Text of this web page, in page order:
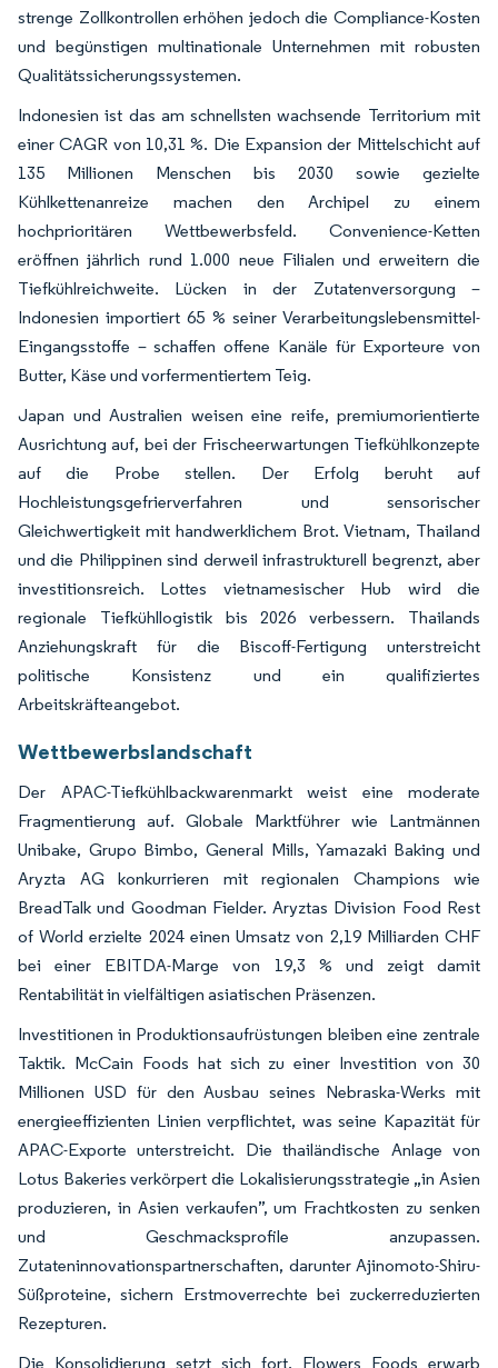
strenge Zollkontrollen erhöhen jedoch die Compliance-Kosten
und begünstigen multinationale Unternehmen mit robusten
Qualitätssicherungssystemen.
Indonesien ist das am schnellsten wachsende Territorium mit
einer CAGR von 10,31 %. Die Expansion der Mittelschicht auf
135 Millionen Menschen bis 2030 sowie gezielte
Kühlkettenanreize machen den Archipel zu einem
hochprioritären Wettbewerbsfeld. Convenience-Ketten
eröffnen jährlich rund 1.000 neue Filialen und erweitern die
Tiefkühlreichweite. Lücken in der Zutatenversorgung –
Indonesien importiert 65 % seiner Verarbeitungslebensmittel-
Eingangsstoffe – schaffen offene Kanäle für Exporteure von
Butter, Käse und vorfermentiertem Teig.
Japan und Australien weisen eine reife, premiumorientierte
Ausrichtung auf, bei der Frischeerwartungen Tiefkühlkonzepte
auf die Probe stellen. Der Erfolg beruht auf
Hochleistungsgefrierverfahren und sensorischer
Gleichwertigkeit mit handwerklichem Brot. Vietnam, Thailand
und die Philippinen sind derweil infrastrukturell begrenzt, aber
investitionsreich. Lottes vietnamesischer Hub wird die
regionale Tiefkühllogistik bis 2026 verbessern. Thailands
Anziehungskraft für die Biscoff-Fertigung unterstreicht
politische Konsistenz und ein qualifiziertes
Arbeitskräfteangebot.
Wettbewerbslandschaft
Der APAC-Tiefkühlbackwarenmarkt weist eine moderate
Fragmentierung auf. Globale Marktführer wie Lantmännen
Unibake, Grupo Bimbo, General Mills, Yamazaki Baking und
Aryzta AG konkurrieren mit regionalen Champions wie
BreadTalk und Goodman Fielder. Aryztas Division Food Rest
of World erzielte 2024 einen Umsatz von 2,19 Milliarden CHF
bei einer EBITDA-Marge von 19,3 % und zeigt damit
Rentabilität in vielfältigen asiatischen Präsenzen.
Investitionen in Produktionsaufrüstungen bleiben eine zentrale
Taktik. McCain Foods hat sich zu einer Investition von 30
Millionen USD für den Ausbau seines Nebraska-Werks mit
energieeffizienten Linien verpflichtet, was seine Kapazität für
APAC-Exporte unterstreicht. Die thailändische Anlage von
Lotus Bakeries verkörpert die Lokalisierungsstrategie „in Asien
produzieren, in Asien verkaufen”, um Frachtkosten zu senken
und Geschmacksprofile anzupassen.
Zutateninnovationspartnerschaften, darunter Ajinomoto-Shiru-
Süßproteine, sichern Erstmoverrechte bei zuckerreduzierten
Rezepturen.
Die Konsolidierung setzt sich fort. Flowers Foods erwarb